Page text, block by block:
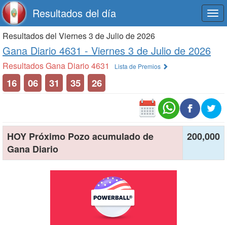
Resultados del día
Resultados del Viernes 3 de Julio de 2026
Gana Diario 4631 - Viernes 3 de Julio de 2026
Resultados Gana Diario 4631 Lista de Premios
16 06 31 35 26
HOY Próximo Pozo acumulado de
Gana Diario
200,000